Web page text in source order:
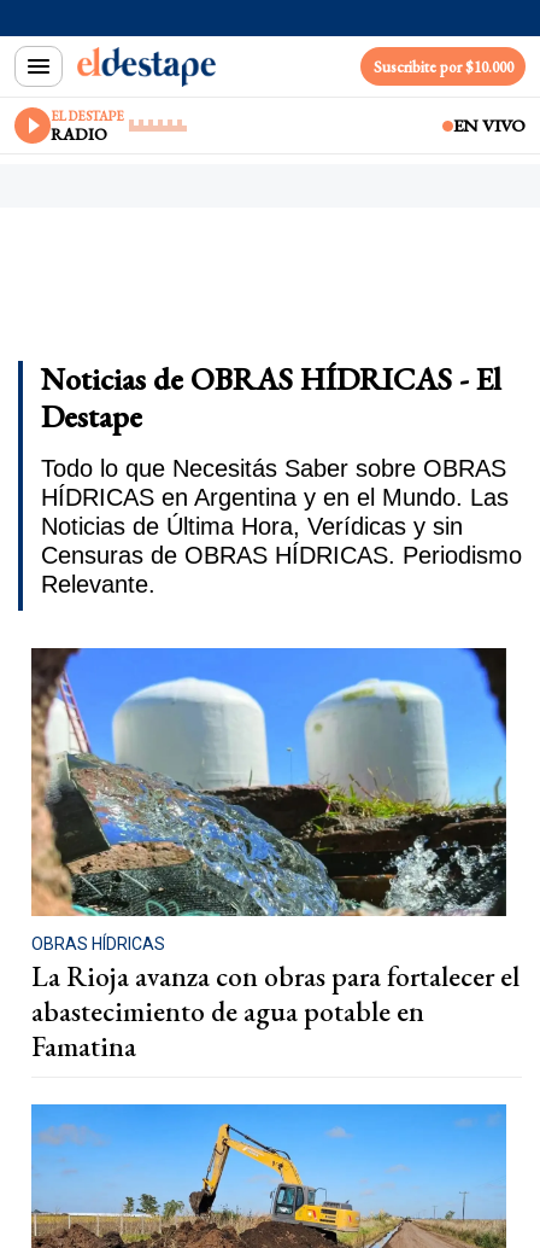
Suscribite por $10.000
EL DESTAPE
RADIO EN VIVO
Noticias de OBRAS HÍDRICAS - El
Destape
Todo lo que Necesitás Saber sobre OBRAS
HÍDRICAS en Argentina y en el Mundo. Las
Noticias de Última Hora, Verídicas y sin
Censuras de OBRAS HÍDRICAS. Periodismo
Relevante.
OBRAS HÍDRICAS
La Rioja avanza con obras para fortalecer el
abastecimiento de agua potable en
Famatina